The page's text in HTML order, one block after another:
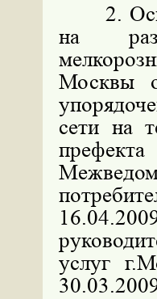
2.
на
Москвы
сети на
услуг